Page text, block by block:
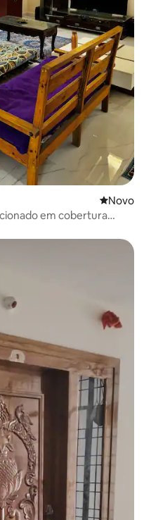
Novo
Novo
em cobertura